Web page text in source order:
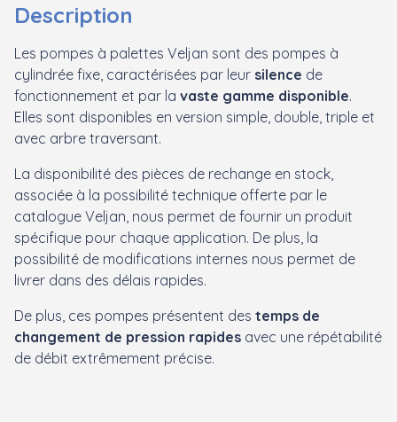
Description
Les pompes à palettes Veljan sont des pompes à
cylindrée fixe, caractérisées par leur silence de
fonctionnement et par la vaste gamme disponible.
Elles sont disponibles en version simple, double, triple et
avec arbre traversant.
La disponibilité des pièces de rechange en stock,
associée à la possibilité technique offerte par le
catalogue Veljan, nous permet de fournir un produit
spécifique pour chaque application. De plus, la
possibilité de modifications internes nous permet de
livrer dans des délais rapides.
De plus, ces pompes présentent des temps de
changement de pression rapides avec une répétabilité
de débit extrêmement précise.